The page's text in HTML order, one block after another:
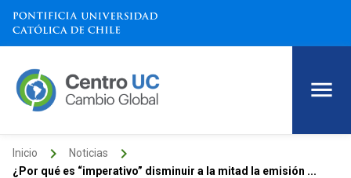
Inicio keyboard_arrow_right Noticias keyboard_arrow_right
¿Por qué es “imperativo” disminuir a la mitad la emisión ...